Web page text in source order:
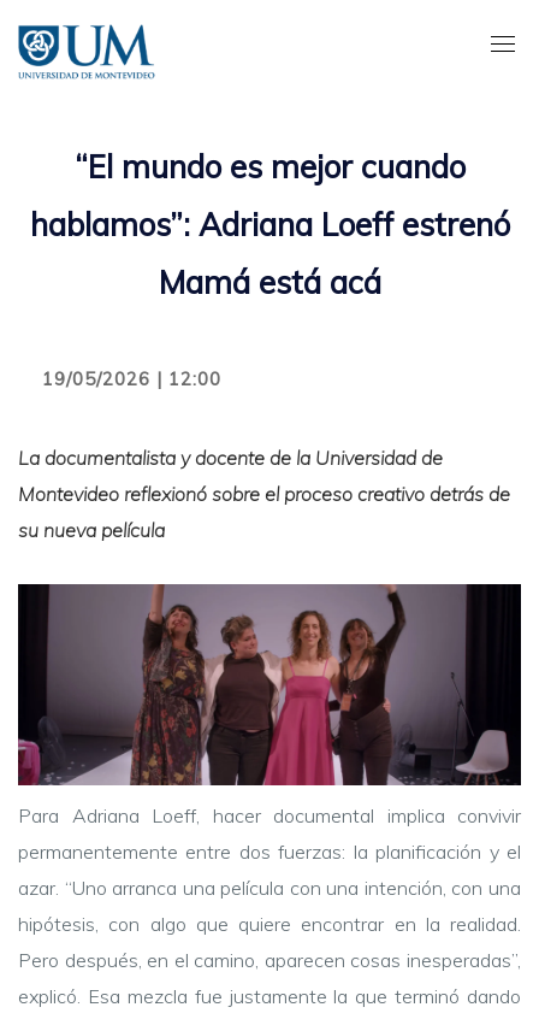
contenido
principal
“El mundo es mejor cuando
hablamos”: Adriana Loeff estrenó
Mamá está acá
19/05/2026 | 12:00
La documentalista y docente de la Universidad de
Montevideo reflexionó sobre el proceso creativo detrás de
su nueva película
Para Adriana Loeff, hacer documental implica convivir
permanentemente entre dos fuerzas: la planificación y el
azar. “Uno arranca una película con una intención, con una
hipótesis, con algo que quiere encontrar en la realidad.
Pero después, en el camino, aparecen cosas inesperadas”,
explicó. Esa mezcla fue justamente la que terminó dando